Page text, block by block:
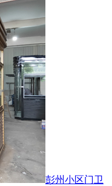
彭州小区门卫